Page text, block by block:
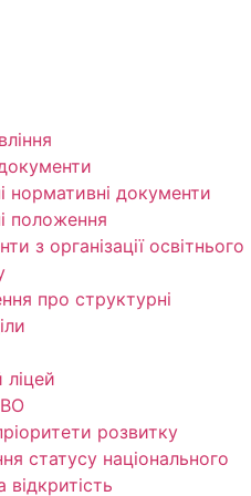
нормативні документи
положення
з організації освітнього
про структурні
розвитку
статусу національного
відкритість